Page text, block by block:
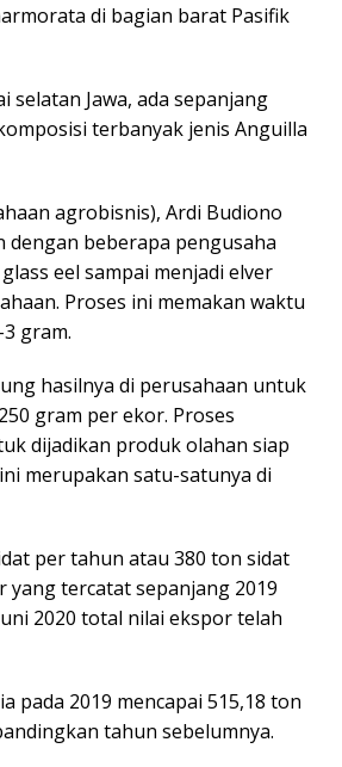
di bagian barat Pasifik
selatan Jawa, ada sepanjang
terbanyak jenis Anguilla
agrobisnis), Ardi Budiono
beberapa pengusaha
eel sampai menjadi elver
Proses ini memakan waktu
gram.
hasilnya di perusahaan untuk
gram per ekor. Proses
dijadikan produk olahan siap
merupakan satu-satunya di
per tahun atau 380 ton sidat
tercatat sepanjang 2019
2020 total nilai ekspor telah
pada 2019 mencapai 515,18 ton
tahun sebelumnya.